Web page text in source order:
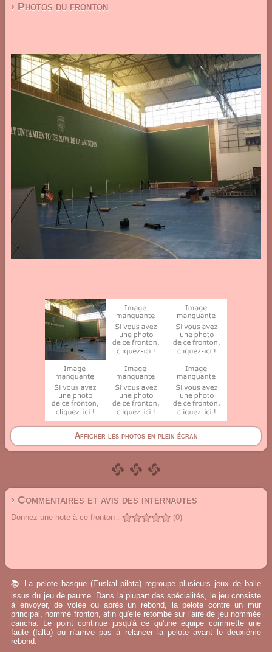
› Photos du fronton
Afficher les photos en plein écran
› Commentaires et avis des internautes
Donnez une note à ce fronton : (0)
📚 La pelote basque (Euskal pilota) regroupe plusieurs jeux de balle
issus du jeu de paume. Dans la plupart des spécialités, le jeu consiste
à envoyer, de volée ou après un rebond, la pelote contre un mur
principal, nommé fronton, afin qu'elle retombe sur l'aire de jeu nommée
cancha. Le point continue jusqu'à ce qu'une équipe commette une
faute (falta) ou n'arrive pas à relancer la pelote avant le deuxième
rebond.